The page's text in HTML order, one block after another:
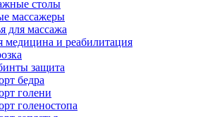
столы
массажеры
для массажа
медицина и реабилитация
защита
бедра
голени
голеностопа